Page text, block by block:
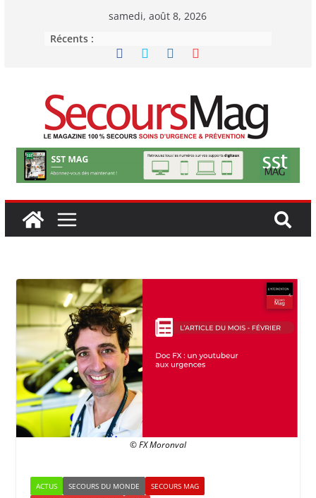
samedi, août 8, 2026
Récents :
© FX Moronval
ACTUS SECOURS DU MONDE
SECOURS MAG